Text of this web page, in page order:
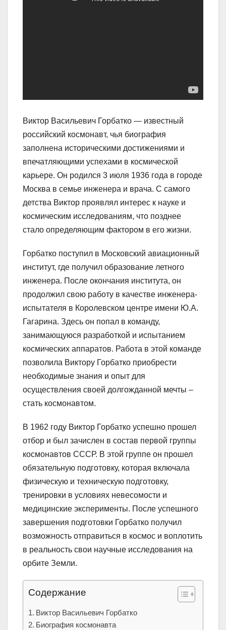
Виктор Васильевич Горбатко — известный
российский космонавт, чья биография
заполнена историческими достижениями и
впечатляющими успехами в космической
карьере. Он родился 3 июля 1936 года в городе
Москва в семье инженера и врача. С самого
детства Виктор проявлял интерес к науке и
космическим исследованиям, что позднее
стало определяющим фактором в его жизни.
Горбатко поступил в Московский авиационный
институт, где получил образование летного
инженера. После окончания института, он
продолжил свою работу в качестве инженера-
испытателя в Королевском центре имени Ю.А.
Гагарина. Здесь он попал в команду,
занимающуюся разработкой и испытанием
космических аппаратов. Работа в этой команде
позволила Виктору Горбатко приобрести
необходимые знания и опыт для
осуществления своей долгожданной мечты –
стать космонавтом.
В 1962 году Виктор Горбатко успешно прошел
отбор и был зачислен в состав первой группы
космонавтов СССР. В этой группе он прошел
обязательную подготовку, которая включала
физическую и техническую подготовку,
тренировки в условиях невесомости и
медицинские эксперименты. После успешного
завершения подготовки Горбатко получил
возможность отправиться в космос и воплотить
в реальность свои научные исследования на
орбите Земли.
Содержание
Виктор Васильевич Горбатко
Биография космонавта